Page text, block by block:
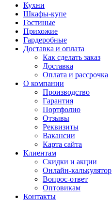
Кухни
Шкафы-купе
Гостиные
Прихожие
Гардеробные
Доставка и оплата
Как сделать заказ
Доставка
Оплата и рассрочка
О компании
Производство
Гарантия
Портфолио
Отзывы
Реквизиты
Вакансии
Карта сайта
Клиентам
Скидки и акции
Онлайн-калькулятор
Вопрос-ответ
Оптовикам
Контакты